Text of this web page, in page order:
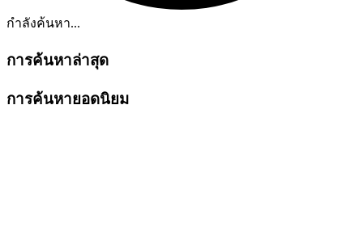
กำลังค้นหา...
การค้นหาล่าสุด
การค้นหายอดนิยม